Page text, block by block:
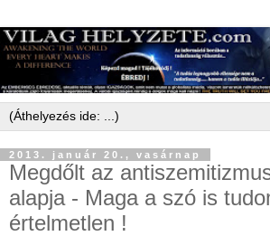
2013. január 20., vasárnap
Megdőlt az
alapja - Maga a szó is
értelmetlen !